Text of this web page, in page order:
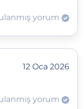
yorum
12 Oca 2026
yorum